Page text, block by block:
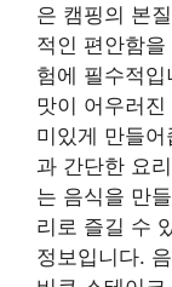
은 캠핑의 본
적인 편안함
험에 필수적
맛이 어우러
미있게 만들
과 간단한 요
는 음식을 만
리로 즐길 수
정보입니다.